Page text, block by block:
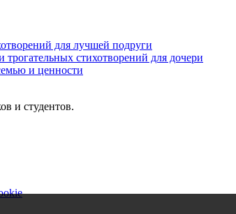
для лучшей подруги
стихотворений для дочери
и ценности
и студентов.